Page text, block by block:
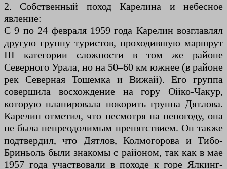
2. Собственный поход Карелина и небесное
явление:
С 9 по 24 февраля 1959 года Карелин возглавлял
другую группу туристов, проходившую маршрут
III категории сложности в том же районе
Северного Урала, но на 50–60 км южнее (в районе
рек Северная Тошемка и Вижай). Его группа
совершила восхождение на гору Ойко-Чакур,
которую планировала покорить группа Дятлова.
Карелин отметил, что несмотря на непогоду, она
не была непреодолимым препятствием. Он также
подтвердил, что Дятлов, Колмогорова и Тибо-
Бриньоль были знакомы с районом, так как в мае
1957 года участвовали в походе к горе Ялкинг-